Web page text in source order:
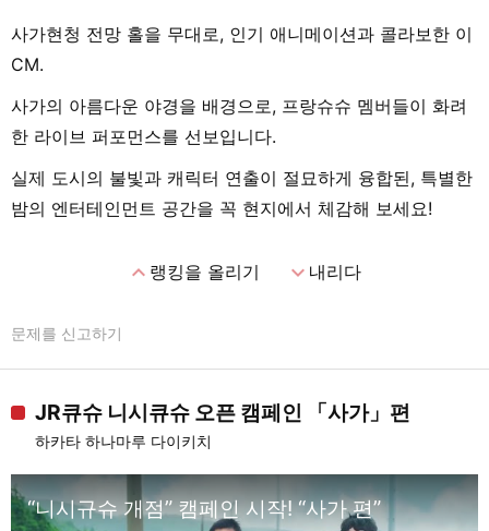
사가현청 전망 홀을 무대로, 인기 애니메이션과 콜라보한 이
CM.
사가의 아름다운 야경을 배경으로, 프랑슈슈 멤버들이 화려
한 라이브 퍼포먼스를 선보입니다.
실제 도시의 불빛과 캐릭터 연출이 절묘하게 융합된, 특별한
밤의 엔터테인먼트 공간을 꼭 현지에서 체감해 보세요!
expand_less랭킹을 올리기 expand_more내리다
문제를 신고하기
JR큐슈 니시큐슈 오픈 캠페인 「사가」편
하카타 하나마루 다이키치
“니시규슈 개점” 캠페인 시작! “사가 편”